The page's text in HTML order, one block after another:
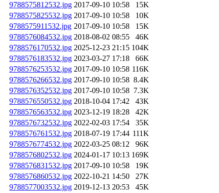
9788575812532.jpg 2017-09-10 10:58
15K
9788575825532.jpg 2017-09-10 10:58
10K
9788575911532.jpg 2017-09-10 10:58
15K
9788576084532.jpg 2018-08-02 08:55
46K
9788576170532.jpg 2025-12-23 21:15 104K
9788576183532.jpg 2023-03-27 17:18
66K
9788576253532.jpg 2017-09-10 10:58 116K
9788576266532.jpg 2017-09-10 10:58 8.4K
9788576352532.jpg 2017-09-10 10:58 7.3K
9788576550532.jpg 2018-10-04 17:42
43K
9788576563532.jpg 2023-12-19 18:28
42K
9788576732532.jpg 2022-02-03 17:54
35K
9788576761532.jpg 2018-07-19 17:44 111K
9788576774532.jpg 2022-03-25 08:12
96K
9788576802532.jpg 2024-01-17 10:13 169K
9788576831532.jpg 2017-09-10 10:58
19K
9788576860532.jpg 2022-10-21 14:50
27K
9788577003532.jpg 2019-12-13 20:53
45K